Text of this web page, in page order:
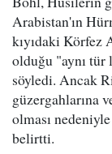
Arabistan'ın
kıyıdaki Körfez
olduğu "aynı tür
söyledi. Ancak
güzergahlarına
olması
belirtti.